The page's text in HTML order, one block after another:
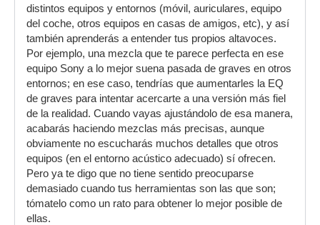
distintos equipos y entornos (móvil, auriculares, equipo
del coche, otros equipos en casas de amigos, etc), y así
también aprenderás a entender tus propios altavoces.
Por ejemplo, una mezcla que te parece perfecta en ese
equipo Sony a lo mejor suena pasada de graves en otros
entornos; en ese caso, tendrías que aumentarles la EQ
de graves para intentar acercarte a una versión más fiel
de la realidad. Cuando vayas ajustándolo de esa manera,
acabarás haciendo mezclas más precisas, aunque
obviamente no escucharás muchos detalles que otros
equipos (en el entorno acústico adecuado) sí ofrecen.
Pero ya te digo que no tiene sentido preocuparse
demasiado cuando tus herramientas son las que son;
tómatelo como un rato para obtener lo mejor posible de
ellas.